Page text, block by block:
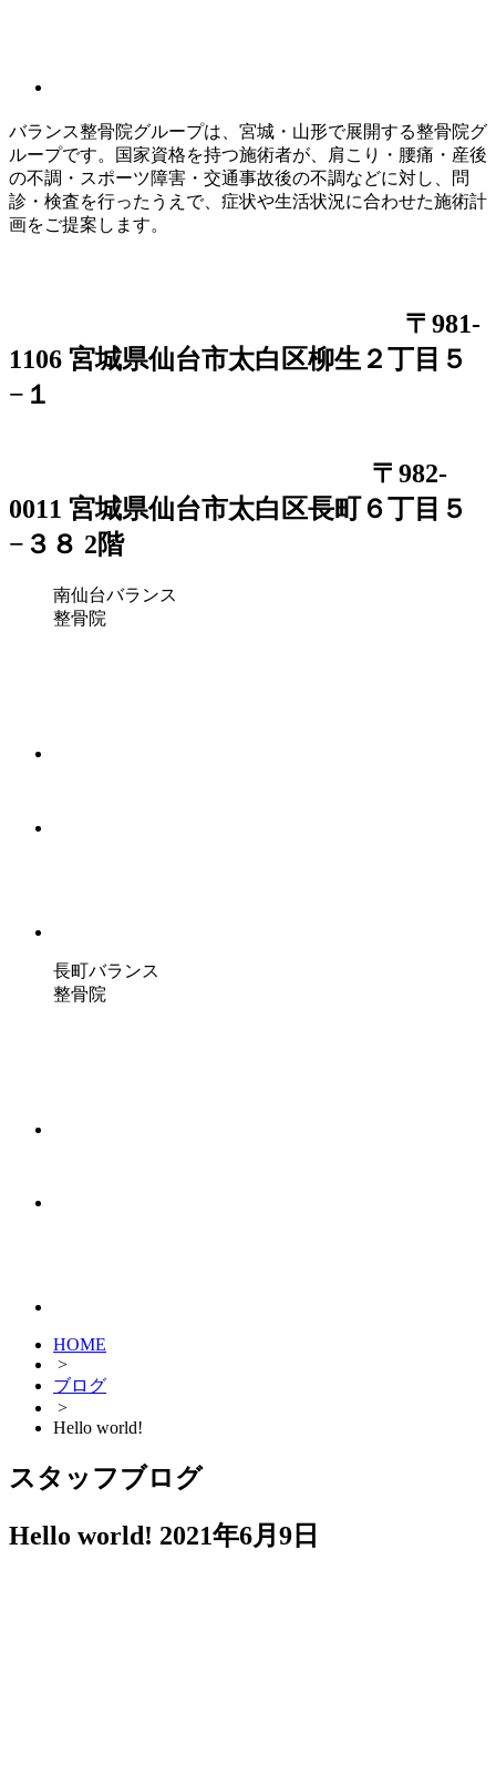
バランス整骨院グループは、宮城・山形で展開する整骨院グ
ループです。国家資格を持つ施術者が、肩こり・腰痛・産後
の不調・スポーツ障害・交通事故後の不調などに対し、問
診・検査を行ったうえで、症状や生活状況に合わせた施術計
画をご提案します。
〒981-
1106 宮城県仙台市太白区柳生２丁目５
−１
〒982-
0011 宮城県仙台市太白区長町６丁目５
−３８ 2階
南仙台バランス
整骨院
長町バランス
整骨院
HOME
>
ブログ
>
Hello world!
スタッフブログ
Hello world! 2021年6月9日